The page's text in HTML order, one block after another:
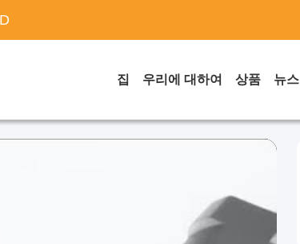
집 우리에 대하여 상품 뉴스